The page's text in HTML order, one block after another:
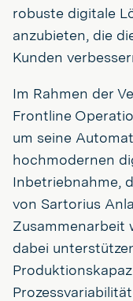
robuste digitale
anzubieten, die
Kunden
Im Rahmen der
Frontline
um seine
hochmodernen
Inbetriebnahme,
von Sartorius
Zusammenarbeit
dabei